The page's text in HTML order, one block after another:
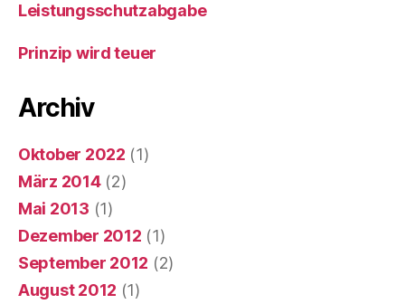
Leistungsschutzabgabe
Prinzip wird teuer
Archiv
Oktober 2022 (1)
März 2014(2)
Mai 2013 (1)
Dezember 2012 (1)
September 2012 (2)
August 2012 (1)